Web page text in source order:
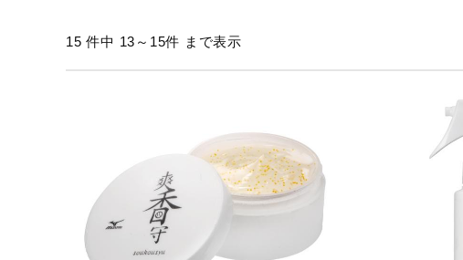
陸上競技
卓球
ソフトボール
スニーカー商品をすべて見る
15 件中 13～15件 まで表示